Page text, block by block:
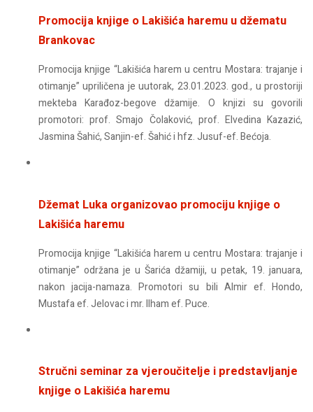
Promocija knjige o Lakišića haremu u džematu
Brankovac
Promocija knjige “Lakišića harem u centru Mostara: trajanje i
otimanje” upriličena je uutorak, 23.01.2023. god., u prostoriji
mekteba Karađoz-begove džamije. O knjizi su govorili
promotori: prof. Smajo Čolaković, prof. Elvedina Kazazić,
Jasmina Šahić, Sanjin-ef. Šahić i hfz. Jusuf-ef. Bećoja.
Džemat Luka organizovao promociju knjige o
Lakišića haremu
Promocija knjige “Lakišića harem u centru Mostara: trajanje i
otimanje” održana je u Šarića džamiji, u petak, 19. januara,
nakon jacija-namaza. Promotori su bili Almir ef. Hondo,
Mustafa ef. Jelovac i mr. Ilham ef. Puce.
Stručni seminar za vjeroučitelje i predstavljanje
knjige o Lakišića haremu